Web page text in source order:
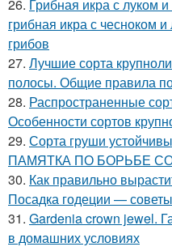
26. Грибная икра с луком
грибная икра с чесноком
грибов
27. Лучшие сорта
полосы. Общие правила
28. Распространенные
Особенности сортов
29. Сорта груши
ПАМЯТКА ПО БОРЬБЕ
30. Как правильно
Посадка годеции —
31. Gardenia crown jewel.
в домашних условиях